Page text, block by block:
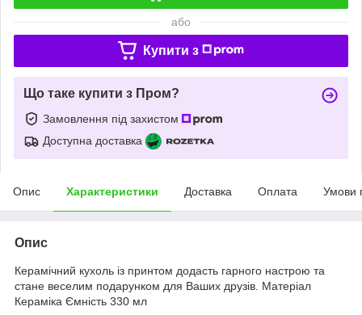
або
Купити з
Що таке купити з Пром?
Замовлення під захистом
Доступна доставка
Опис Характеристики Доставка Оплата Умови
Опис
Керамічний кухоль із принтом додасть гарного настрою та
стане веселим подарунком для Ваших друзів. Матеріал
Кераміка Ємність 330 мл